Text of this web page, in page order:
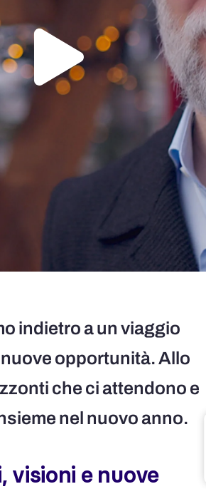
indietro a un viaggio
opportunità. Allo
che ci attendono e
nel nuovo anno.
visioni e nuove